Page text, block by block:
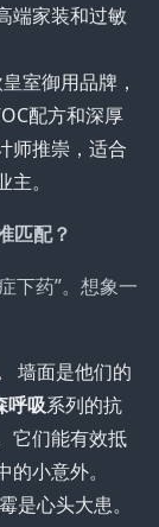
端家装和过敏
室御用品牌，
配方和深厚
师推崇，适合
。
匹配？
下药”。想象一
墙面是他们的
呼吸系列的抗
它们能有效抵
小意外。
是心头大患。